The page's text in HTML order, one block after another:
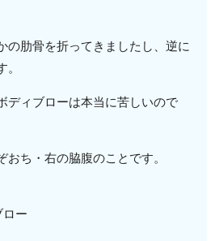
の肋骨を折ってきましたし、逆に
ディブローは本当に苦しいので
おち・右の脇腹のことです。
ロー